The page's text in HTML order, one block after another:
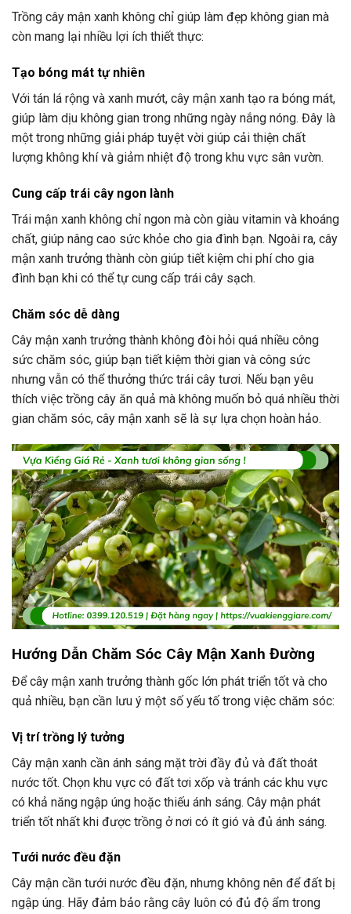
Trồng cây mận xanh không chỉ giúp làm đẹp không gian mà
còn mang lại nhiều lợi ích thiết thực:
Tạo bóng mát tự nhiên
Với tán lá rộng và xanh mướt, cây mận xanh tạo ra bóng mát,
giúp làm dịu không gian trong những ngày nắng nóng. Đây là
một trong những giải pháp tuyệt vời giúp cải thiện chất
lượng không khí và giảm nhiệt độ trong khu vực sân vườn.
Cung cấp trái cây ngon lành
Trái mận xanh không chỉ ngon mà còn giàu vitamin và khoáng
chất, giúp nâng cao sức khỏe cho gia đình bạn. Ngoài ra, cây
mận xanh trưởng thành còn giúp tiết kiệm chi phí cho gia
đình bạn khi có thể tự cung cấp trái cây sạch.
Chăm sóc dễ dàng
Cây mận xanh trưởng thành không đòi hỏi quá nhiều công
sức chăm sóc, giúp bạn tiết kiệm thời gian và công sức
nhưng vẫn có thể thưởng thức trái cây tươi. Nếu bạn yêu
thích việc trồng cây ăn quả mà không muốn bỏ quá nhiều thời
gian chăm sóc, cây mận xanh sẽ là sự lựa chọn hoàn hảo.
Hướng Dẫn Chăm Sóc Cây Mận Xanh Đường
Để cây mận xanh trưởng thành gốc lớn phát triển tốt và cho
quả nhiều, bạn cần lưu ý một số yếu tố trong việc chăm sóc:
Vị trí trồng lý tưởng
Cây mận xanh cần ánh sáng mặt trời đầy đủ và đất thoát
nước tốt. Chọn khu vực có đất tơi xốp và tránh các khu vực
có khả năng ngập úng hoặc thiếu ánh sáng. Cây mận phát
triển tốt nhất khi được trồng ở nơi có ít gió và đủ ánh sáng.
Tưới nước đều đặn
Cây mận cần tưới nước đều đặn, nhưng không nên để đất bị
ngập úng. Hãy đảm bảo rằng cây luôn có đủ độ ẩm trong